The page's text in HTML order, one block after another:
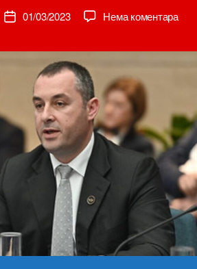
Датум01/03/2023 Нема коментарана